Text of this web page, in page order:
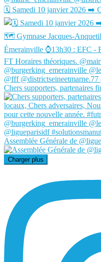
🗓️ Samedi 10 janvier 2026 ➡️
Chers supporters, partenaires
Assemblée Générale de
Charger plus